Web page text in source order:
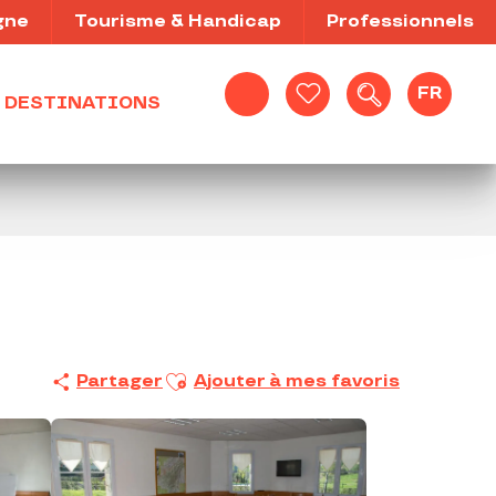
Recherche
FR
Tourisme & Handicap Professionnels
DESTINATIONS
Partager Ajouter aux favoris
Ajouter à mes favoris